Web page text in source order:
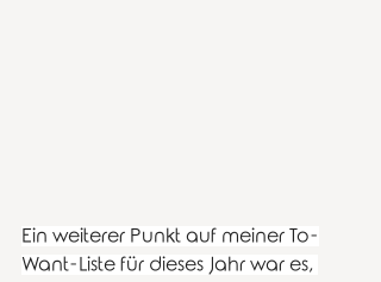
Ein weiterer Punkt auf meiner To-
Want-Liste für dieses Jahr war es,